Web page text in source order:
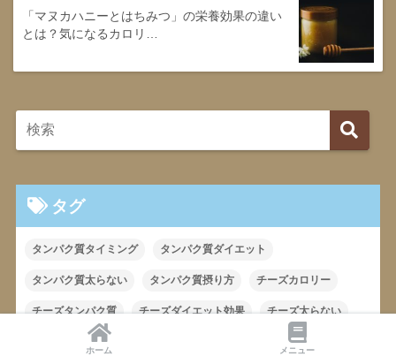
「マヌカハニーとはちみつ」の栄養効果の違い
とは？気になるカロリ…
タグ
タンパク質タイミング タンパク質ダイエット
タンパク質太らない タンパク質摂り方 チーズカロリー
チーズタンパク質 チーズダイエット効果 チーズ太らない
バターダイエット効果 バター太らない
ホーム メニュー